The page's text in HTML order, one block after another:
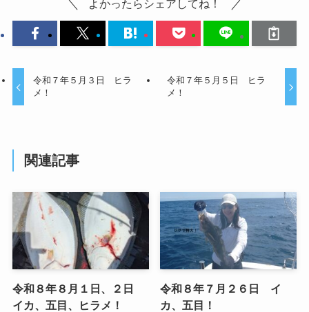
よかったらシェアしてね！
令和７年５月３日 ヒラ
メ！
令和７年５月５日 ヒラ
メ！
関連記事
令和８年８月１日、２日
イカ、五目、ヒラメ！
令和８年７月２６日 イ
カ、五目！